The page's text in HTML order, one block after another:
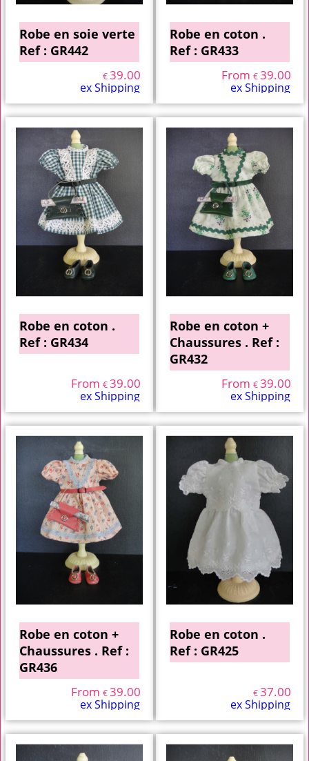
Robe en soie verte
Ref : GR442
€39.00
ex Shipping
Robe en coton .
Ref : GR433
From €39.00
ex Shipping
Robe en coton .
Ref : GR434
From €39.00
ex Shipping
Robe en coton +
Chaussures . Ref :
GR432
From €39.00
ex Shipping
Robe en coton +
Chaussures . Ref :
GR436
From €39.00
ex Shipping
Robe en coton .
Ref : GR425
€37.00
ex Shipping